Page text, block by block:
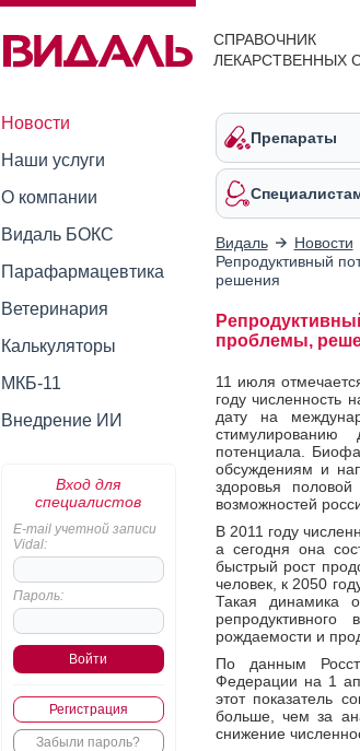
СПРАВОЧНИК
ЛЕКАРСТВЕННЫХ
Новости
Наши услуги
О компании
Видаль БОКС
Парафармацевтика
Ветеринария
Калькуляторы
МКБ-11
Внедрение ИИ
Вход для
специалистов
E-mail учетной записи
Vidal:
Пароль:
Регистрация
Забыли пароль?
Препараты
Видаль
Новости
Репродуктивный
решения
проблемы,
11 июля
году численность
дату на
стимулированию
потенциала.
обсуждениям и
здоровья
возможностей
В 2011 году
а сегодня она
быстрый рост
человек, к 2050
Такая динамика
рождаемости и
По данным
Федерации на 1
этот показатель
больше, чем за
снижение